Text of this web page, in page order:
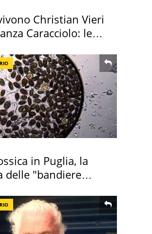
Christian Vieri
Caracciolo: le
in Puglia, la
delle "bandiere